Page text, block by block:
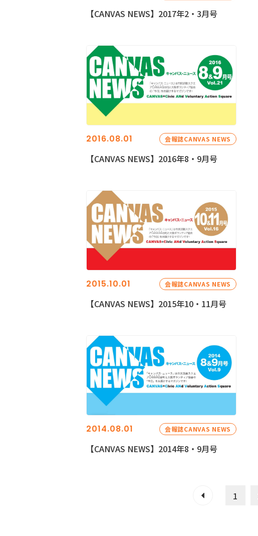
【CANVAS NEWS】2017年2・3月号
2016.08.01 会報誌CANVAS NEWS
【CANVAS NEWS】2016年8・9月号
2015.10.01 会報誌CANVAS NEWS
【CANVAS NEWS】2015年10・11月号
2014.08.01 会報誌CANVAS NEWS
【CANVAS NEWS】2014年8・9月号
1